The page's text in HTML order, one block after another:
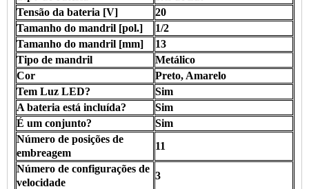
Tensão da bateria [V]
20
Tamanho do mandril [pol.]
1/2
Tamanho do mandril [mm]
13
Tipo de mandril
Metálico
Cor
Preto, Amarelo
Tem Luz LED?
Sim
A bateria está incluída?
Sim
É um conjunto?
Sim
Número de posições de
embreagem
11
Número de configurações de
velocidade
3